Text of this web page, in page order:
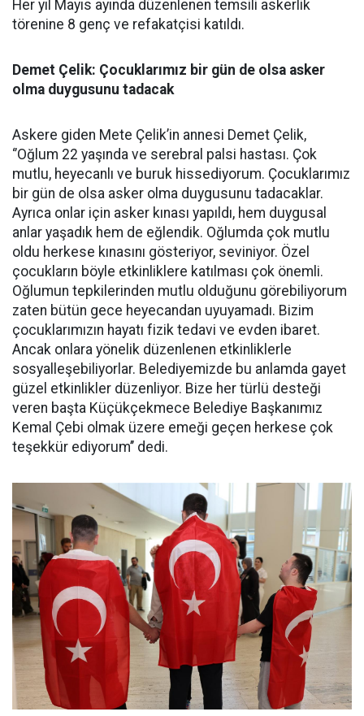
Her yıl Mayıs ayında düzenlenen temsili askerlik
törenine 8 genç ve refakatçisi katıldı.
Demet Çelik: Çocuklarımız bir gün de olsa asker
olma duygusunu tadacak
Askere giden Mete Çelik’in annesi Demet Çelik,
‘’Oğlum 22 yaşında ve serebral palsi hastası. Çok
mutlu, heyecanlı ve buruk hissediyorum. Çocuklarımız
bir gün de olsa asker olma duygusunu tadacaklar.
Ayrıca onlar için asker kınası yapıldı, hem duygusal
anlar yaşadık hem de eğlendik. Oğlumda çok mutlu
oldu herkese kınasını gösteriyor, seviniyor. Özel
çocukların böyle etkinliklere katılması çok önemli.
Oğlumun tepkilerinden mutlu olduğunu görebiliyorum
zaten bütün gece heyecandan uyuyamadı. Bizim
çocuklarımızın hayatı fizik tedavi ve evden ibaret.
Ancak onlara yönelik düzenlenen etkinliklerle
sosyalleşebiliyorlar. Belediyemizde bu anlamda gayet
güzel etkinlikler düzenliyor. Bize her türlü desteği
veren başta Küçükçekmece Belediye Başkanımız
Kemal Çebi olmak üzere emeği geçen herkese çok
teşekkür ediyorum’’ dedi.